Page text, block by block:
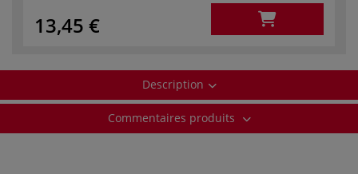
13,45 €
Description
Commentaires produits